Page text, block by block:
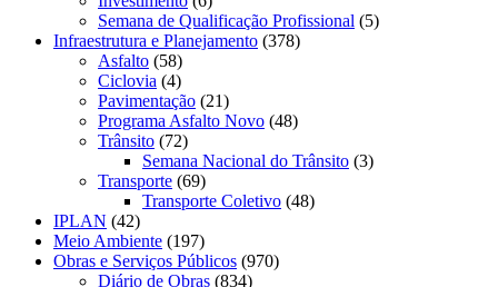
Semana de Qualificação Profissional (5)
Infraestrutura e Planejamento (378)
Asfalto (58)
Ciclovia (4)
Pavimentação (21)
Programa Asfalto Novo (48)
Trânsito (72)
Semana Nacional do Trânsito (3)
Transporte (69)
Transporte Coletivo (48)
IPLAN (42)
Meio Ambiente (197)
Obras e Serviços Públicos (970)
Diário de Obras (834)